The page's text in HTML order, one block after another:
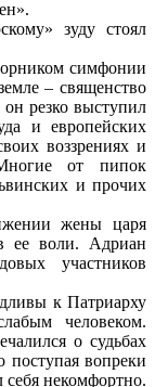
зуду стоял
симфонии
– священство
резко выступил
и европейских
воззрениях и
от пипок
и прочих
жены царя
ее воли. Адриан
участников
к Патриарху
человеком.
о судьбах
поступая вопреки
себя некомфортно.